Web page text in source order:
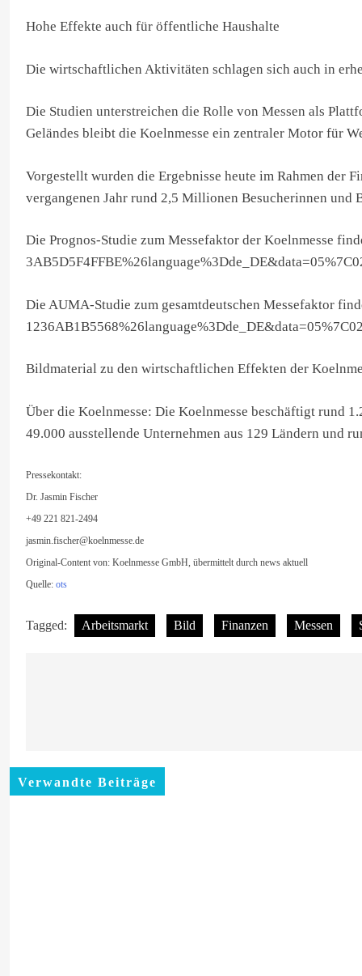
Hohe Effekte auch für öffentliche Haushalte
Die wirtschaftlichen Aktivitäten schlagen sich auch in
Die Studien unterstreichen die Rolle von Messen als
Geländes bleibt die Koelnmesse ein zentraler Motor für
Vorgestellt wurden die Ergebnisse heute im Rahmen der
vergangenen Jahr rund 2,5 Millionen Besucherinnen und
Die Prognos-Studie zum Messefaktor der Koelnmesse
Die AUMA-Studie zum gesamtdeutschen Messefaktor
Bildmaterial zu den wirtschaftlichen Effekten der
Über die Koelnmesse: Die Koelnmesse beschäftigt rund
49.000 ausstellende Unternehmen aus 129 Ländern und
Pressekontakt:
Dr. Jasmin Fischer
+49 221 821-2494
jasmin.fischer@koelnmesse.de
Original-Content von: Koelnmesse GmbH, übermittelt durch news aktuell
Quelle: ots
Tagged: Arbeitsmarkt Bild Finanzen Messen
Verwandte Beiträge